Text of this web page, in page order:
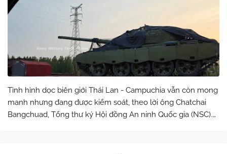
Tình hình dọc biên giới Thái Lan - Campuchia vẫn còn mong
manh nhưng đang được kiểm soát, theo lời ông Chatchai
Bangchuad, Tổng thư ký Hội đồng An ninh Quốc gia (NSC).